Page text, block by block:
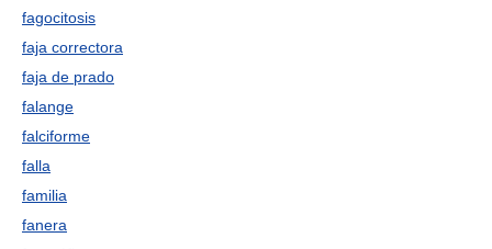
fagocitosis
faja correctora
faja de prado
falange
falciforme
falla
familia
fanera